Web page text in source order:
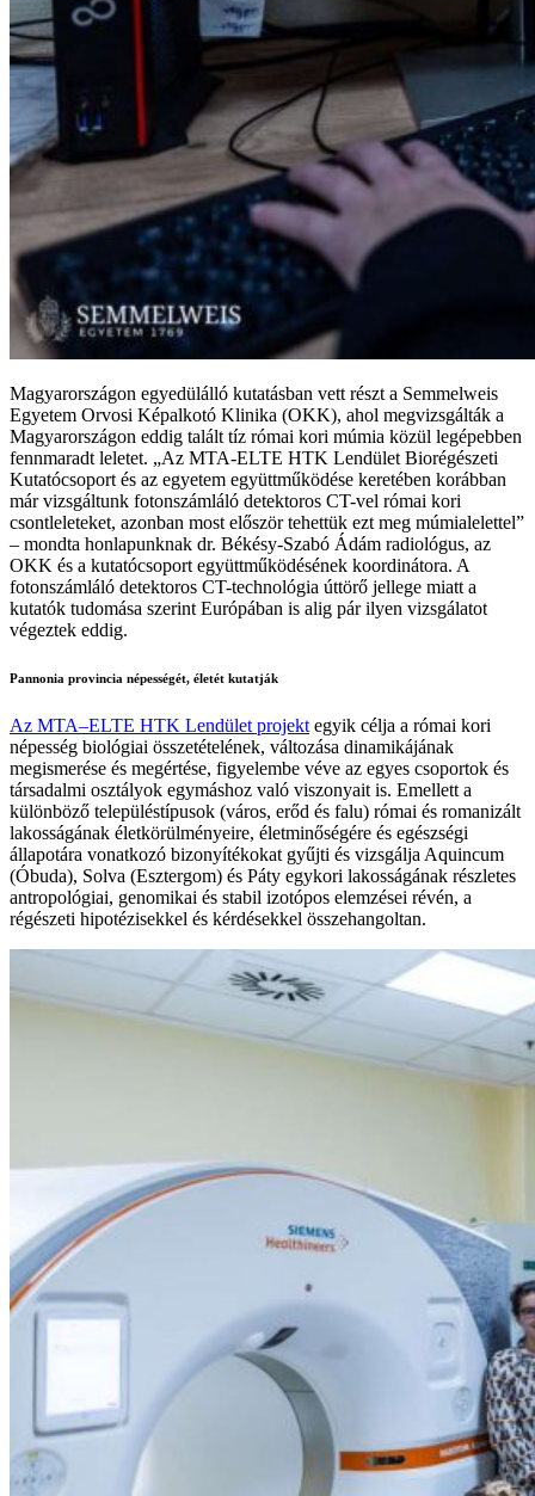
Magyarországon egyedülálló kutatásban vett részt a Semmelweis
Egyetem Orvosi Képalkotó Klinika (OKK), ahol megvizsgálták a
Magyarországon eddig talált tíz római kori múmia közül legépebben
fennmaradt leletet. „Az MTA-ELTE HTK Lendület Biorégészeti
Kutatócsoport és az egyetem együttműködése keretében korábban
már vizsgáltunk fotonszámláló detektoros CT-vel római kori
csontleleteket, azonban most először tehettük ezt meg múmialelettel”
– mondta honlapunknak dr. Békésy-Szabó Ádám radiológus, az
OKK és a kutatócsoport együttműködésének koordinátora. A
fotonszámláló detektoros CT-technológia úttörő jellege miatt a
kutatók tudomása szerint Európában is alig pár ilyen vizsgálatot
végeztek eddig.
Pannonia provincia népességét, életét kutatják
Az MTA–ELTE HTK Lendület projekt egyik célja a római kori
népesség biológiai összetételének, változása dinamikájának
megismerése és megértése, figyelembe véve az egyes csoportok és
társadalmi osztályok egymáshoz való viszonyait is. Emellett a
különböző településtípusok (város, erőd és falu) római és romanizált
lakosságának életkörülményeire, életminőségére és egészségi
állapotára vonatkozó bizonyítékokat gyűjti és vizsgálja Aquincum
(Óbuda), Solva (Esztergom) és Páty egykori lakosságának részletes
antropológiai, genomikai és stabil izotópos elemzései révén, a
régészeti hipotézisekkel és kérdésekkel összehangoltan.